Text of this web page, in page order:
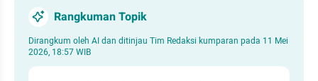
Rangkuman Topik
Dirangkum oleh AI dan ditinjau Tim Redaksi kumparan pada 11 Mei
2026, 18:57 WIB